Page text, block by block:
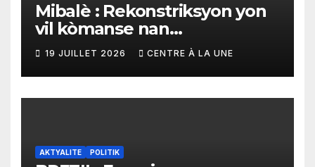
Mibalè : Rekonstriksyon yon
vil kòmanse nan
rekonstriksyon lespri moun
yo
19 JUILLET 2026 CENTRE À LA UNE
AKTYALITE POLITIK